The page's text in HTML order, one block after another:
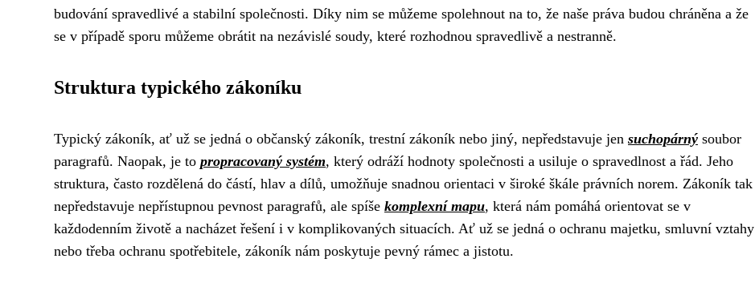
budování spravedlivé a stabilní společnosti. Díky nim se můžeme spolehnout na to, že naše práva budou chráněna a že
se v případě sporu můžeme obrátit na nezávislé soudy, které rozhodnou spravedlivě a nestranně.
Struktura typického zákoníku
Typický zákoník, ať už se jedná o občanský zákoník, trestní zákoník nebo jiný, nepředstavuje jen suchopárný soubor
paragrafů. Naopak, je to propracovaný systém, který odráží hodnoty společnosti a usiluje o spravedlnost a řád. Jeho
struktura, často rozdělená do částí, hlav a dílů, umožňuje snadnou orientaci v široké škále právních norem. Zákoník tak
nepředstavuje nepřístupnou pevnost paragrafů, ale spíše komplexní mapu, která nám pomáhá orientovat se v
každodenním životě a nacházet řešení i v komplikovaných situacích. Ať už se jedná o ochranu majetku, smluvní vztahy
nebo třeba ochranu spotřebitele, zákoník nám poskytuje pevný rámec a jistotu.